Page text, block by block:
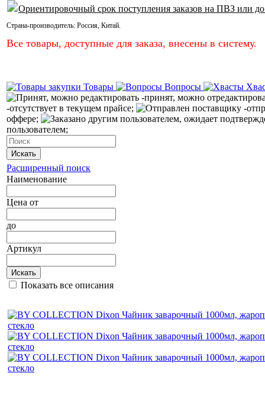
Ориентировочный срок поступления заказов на ПВЗ или
Страна-производитель: Россия, Китай.
Все товары, доступные для заказа, внесены в систему.
Товары Вопросы
-принят, можно
-отсутствует в текущем прайсе;
-
оффере;
пользователем;
Искать
Расширенный поиск
Наименование
Цена от
до
Артикул
Искать
Показать все описания